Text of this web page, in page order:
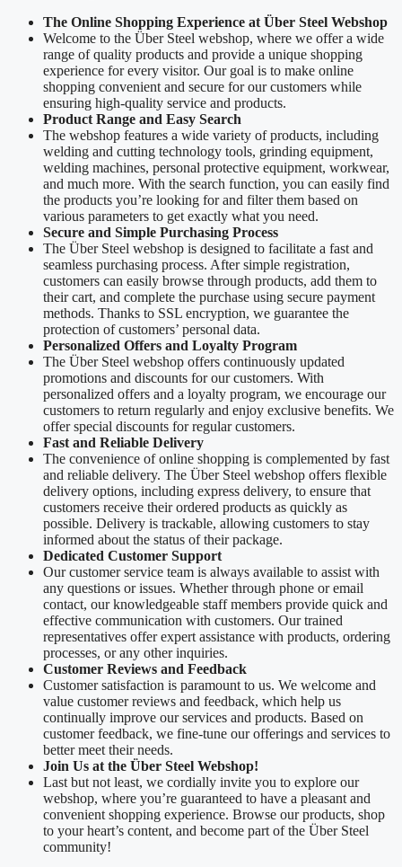
The Online Shopping Experience at Über Steel Webshop
Welcome to the Über Steel webshop, where we offer a wide
range of quality products and provide a unique shopping
experience for every visitor. Our goal is to make online
shopping convenient and secure for our customers while
ensuring high-quality service and products.
Product Range and Easy Search
The webshop features a wide variety of products, including
welding and cutting technology tools, grinding equipment,
welding machines, personal protective equipment, workwear,
and much more. With the search function, you can easily find
the products you’re looking for and filter them based on
various parameters to get exactly what you need.
Secure and Simple Purchasing Process
The Über Steel webshop is designed to facilitate a fast and
seamless purchasing process. After simple registration,
customers can easily browse through products, add them to
their cart, and complete the purchase using secure payment
methods. Thanks to SSL encryption, we guarantee the
protection of customers’ personal data.
Personalized Offers and Loyalty Program
The Über Steel webshop offers continuously updated
promotions and discounts for our customers. With
personalized offers and a loyalty program, we encourage our
customers to return regularly and enjoy exclusive benefits. We
offer special discounts for regular customers.
Fast and Reliable Delivery
The convenience of online shopping is complemented by fast
and reliable delivery. The Über Steel webshop offers flexible
delivery options, including express delivery, to ensure that
customers receive their ordered products as quickly as
possible. Delivery is trackable, allowing customers to stay
informed about the status of their package.
Dedicated Customer Support
Our customer service team is always available to assist with
any questions or issues. Whether through phone or email
contact, our knowledgeable staff members provide quick and
effective communication with customers. Our trained
representatives offer expert assistance with products, ordering
processes, or any other inquiries.
Customer Reviews and Feedback
Customer satisfaction is paramount to us. We welcome and
value customer reviews and feedback, which help us
continually improve our services and products. Based on
customer feedback, we fine-tune our offerings and services to
better meet their needs.
Join Us at the Über Steel Webshop!
Last but not least, we cordially invite you to explore our
webshop, where you’re guaranteed to have a pleasant and
convenient shopping experience. Browse our products, shop
to your heart’s content, and become part of the Über Steel
community!